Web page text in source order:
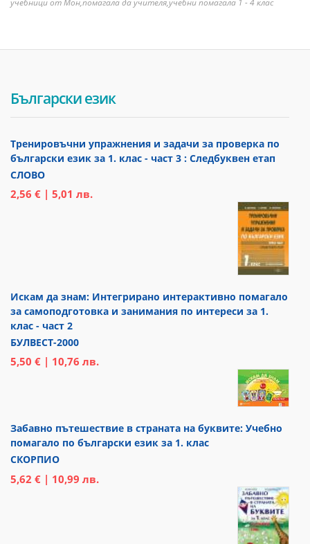
учебници от Мон,помагала да учителя,учебни помагала 1 - 4 клас
Български език
Тренировъчни упражнения и задачи за проверка по
български език за 1. клас - част 3 : Следбуквен етап
СЛОВО
2,56 € | 5,01 лв.
Искам да знам: Интегрирано интерактивно помагало
за самоподготовка и занимания по интереси за 1.
клас - част 2
БУЛВЕСТ-2000
5,50 € | 10,76 лв.
Забавно пътешествие в страната на буквите: Учебно
помагало по български език за 1. клас
СКОРПИО
5,62 € | 10,99 лв.